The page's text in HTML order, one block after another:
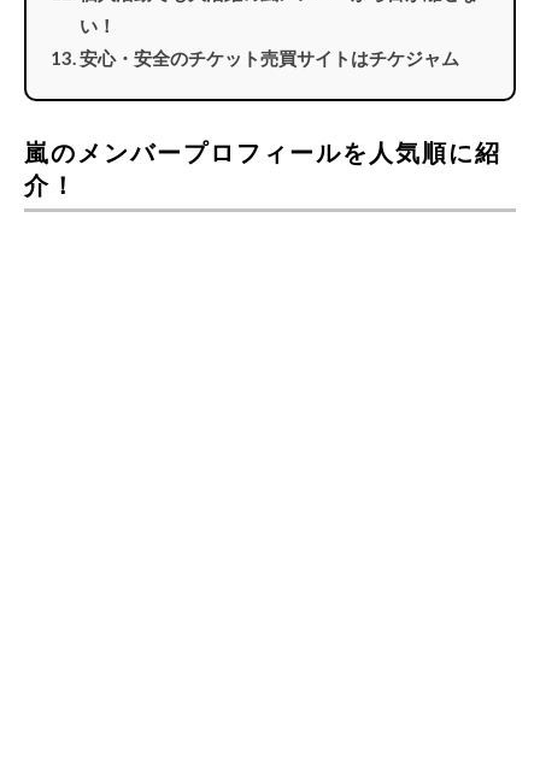
い！
安心・安全のチケット売買サイトはチケジャム
嵐のメンバープロフィールを人気順に紹
介！